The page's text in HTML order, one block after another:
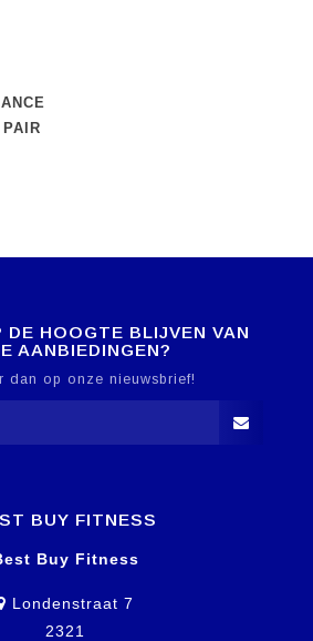
DE HOOGTE BLIJVEN VAN
AANBIEDINGEN?
dan op onze nieuwsbrief!
BUY FITNESS
Buy Fitness
Londenstraat 7
2321